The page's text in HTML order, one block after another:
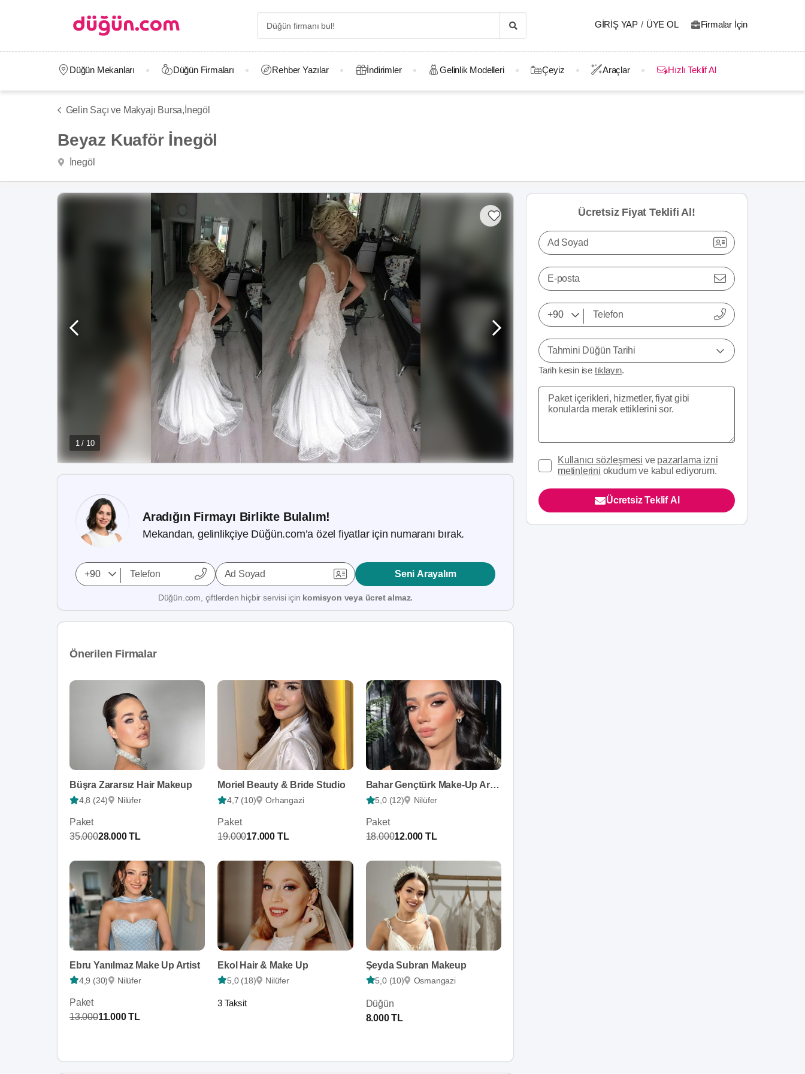
GIRIŞ YAP / ÜYE OL Firmalar İçin
Düğün Mekanları Düğün Firmaları Rehber Yazılar İndirimler Gelinlik Modelleri Çeyiz Araçlar Hızlı Teklif Al
Gelin Saçı ve Makyajı Bursa, İnegöl
Beyaz Kuaför İnegöl
İnegöl
1 / 10
Aradığın Firmayı Birlikte Bulalım!
Mekandan, gelinlikçiye Düğün.com’a özel fiyatlar için numaranı bırak.
Ad Soyad Seni Arayalım
Düğün.com, çiftlerden hiçbir servisi için komisyon veya ücret almaz.
Önerilen Firmalar
Büşra Zararsız Hair Makeup
4,8 (24) Nilüfer
Paket
35.00028.000 TL
Moriel Beauty & Bride Studio
4,7 (10) Orhangazi
Paket
19.00017.000 TL
Bahar Gençtürk Make-Up Artist
5,0 (12) Nilüfer
Paket
18.00012.000 TL
Ebru Yanılmaz Make Up Artist
4,9 (30) Nilüfer
Paket
13.00011.000 TL
Ekol Hair & Make Up
5,0 (18) Nilüfer
3 Taksit
Şeyda Subran Makeup
5,0 (10) Osmangazi
Düğün
8.000 TL
Ücretsiz Fiyat Teklifi Al!
Ad Soyad
E-posta
Tahmini Düğün Tarihi
Tarih kesin ise tıklayın.
Kullanıcı sözleşmesi ve pazarlama izni
metinlerini okudum ve kabul ediyorum.
Ücretsiz Teklif Al